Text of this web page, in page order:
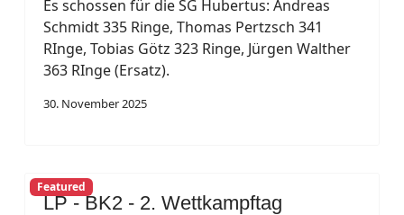
Es schossen für die SG Hubertus: Andreas
Schmidt 335 Ringe, Thomas Pertzsch 341
RInge, Tobias Götz 323 Ringe, Jürgen Walther
363 RInge (Ersatz).
30. November 2025
Featured
LP - BK2 - 2. Wettkampftag